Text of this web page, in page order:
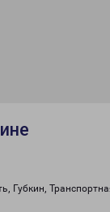
Губкин,